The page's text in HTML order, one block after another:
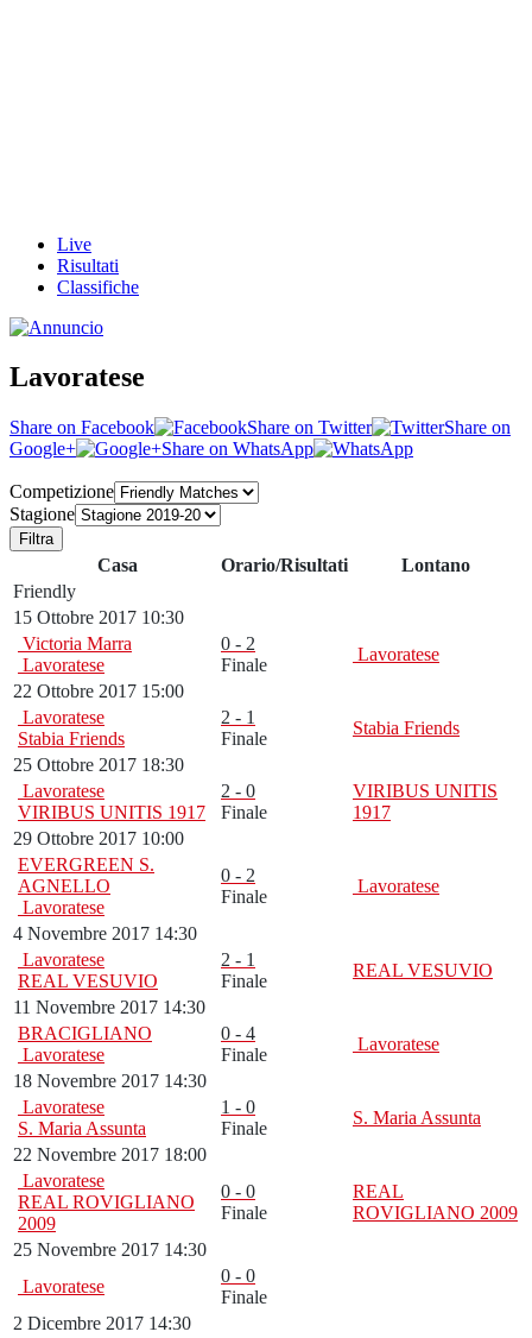
Live
Risultati
Classifiche
Lavoratese
Share on Facebook Share on Twitter
Share on
Google+
Share on WhatsApp
Competizione
Stagione
Filtra
Casa Orario/Risultati
Lontano
Friendly
15 Ottobre 2017 10:30
Victoria Marra
Lavoratese
0 - 2
Finale
Lavoratese
22 Ottobre 2017 15:00
Lavoratese
Stabia Friends
2 - 1
Finale
Stabia Friends
25 Ottobre 2017 18:30
Lavoratese
VIRIBUS UNITIS 1917
2 - 0
Finale
VIRIBUS UNITIS
1917
29 Ottobre 2017 10:00
EVERGREEN S.
AGNELLO
Lavoratese
0 - 2
Finale
Lavoratese
4 Novembre 2017 14:30
Lavoratese
REAL VESUVIO
2 - 1
Finale
REAL VESUVIO
11 Novembre 2017 14:30
BRACIGLIANO
Lavoratese
0 - 4
Finale
Lavoratese
18 Novembre 2017 14:30
Lavoratese
S. Maria Assunta
1 - 0
Finale
S. Maria Assunta
22 Novembre 2017 18:00
Lavoratese
REAL ROVIGLIANO
2009
0 - 0
Finale
REAL
ROVIGLIANO 2009
25 Novembre 2017 14:30
Lavoratese
0 - 0
Finale
2 Dicembre 2017 14:30